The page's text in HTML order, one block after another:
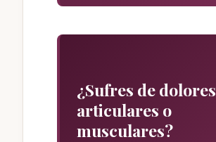
¿Sufres de dolores
articulares o
musculares?